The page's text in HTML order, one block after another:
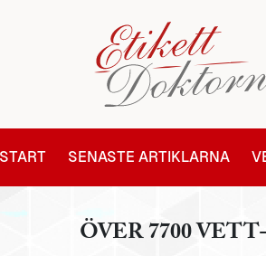
START SENASTE ARTIKLARNA
ÖVER 7700